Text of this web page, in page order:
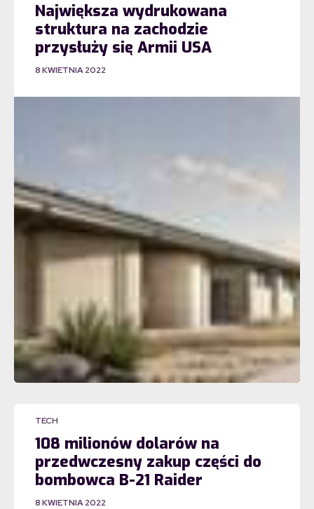
Największa wydrukowana
struktura na zachodzie
przysłuży się Armii USA
8 KWIETNIA 2022
TECH
108 milionów dolarów na
przedwczesny zakup części do
bombowca B-21 Raider
8 KWIETNIA 2022